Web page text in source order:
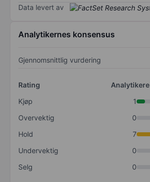
Data levert av
Analytikernes konsensus
Gjennomsnittlig vurdering
Rating
Analytikere
Kjøp
1
Overvektig
0
Hold
7
Undervektig
0
Selg
0